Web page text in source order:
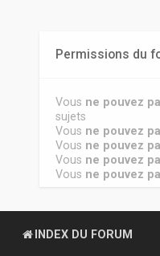
Permissions du
Vous ne pouvez
sujets
Vous ne pouvez
Vous ne pouvez
Vous ne pouvez
Vous ne pouvez
INDEX DU FORUM